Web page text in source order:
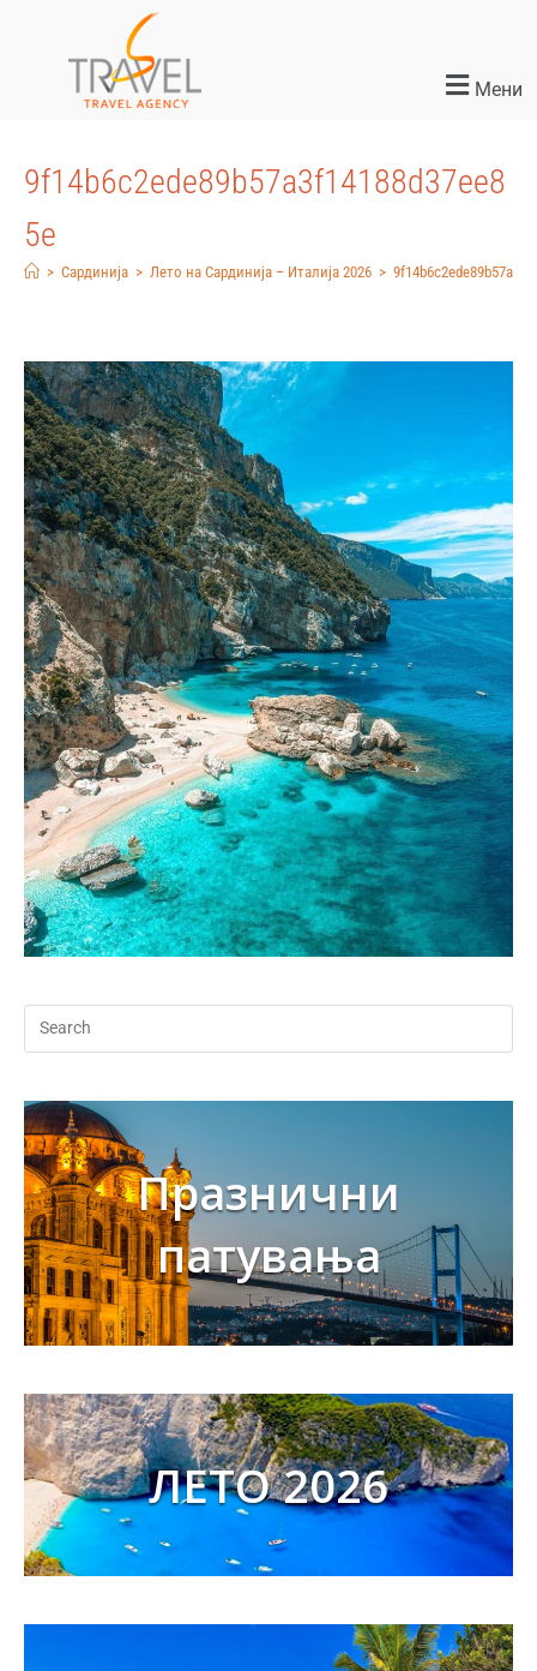
Мени
9f14b6c2ede89b57a3f14188d37ee8
5e
> Сардинија > Лето на Сардинија – Италија 2026 >
Празнични
патувања
ЛЕТО 2026